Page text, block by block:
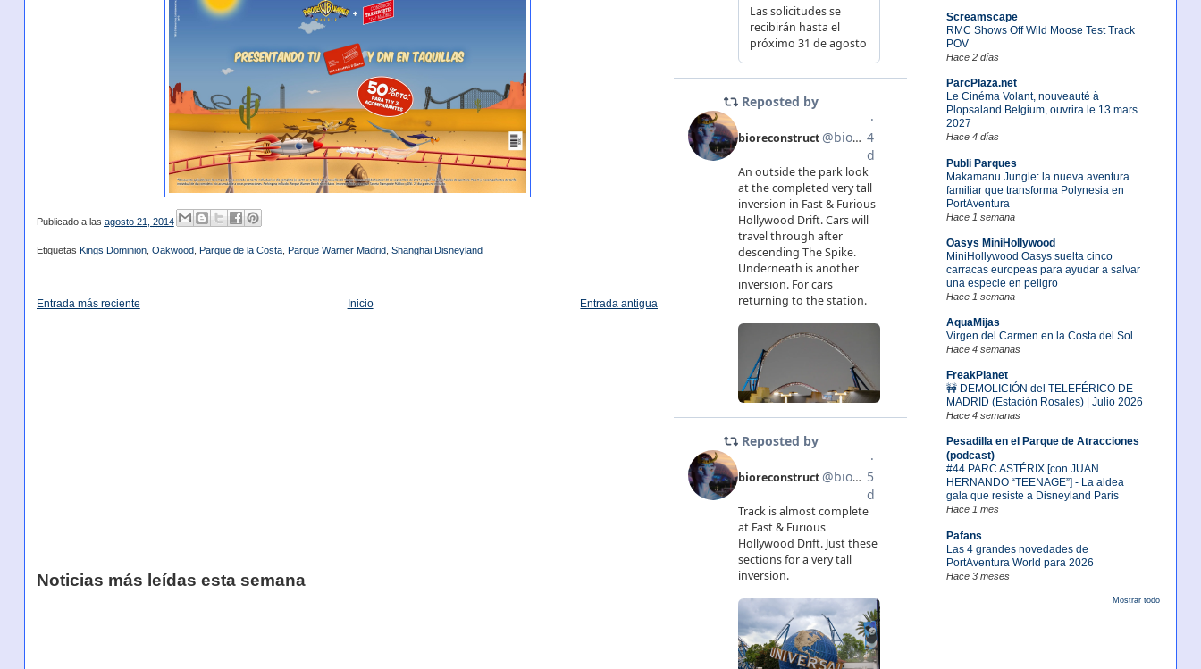
Screamscape
RMC Shows Off Wild Moose Test Track
POV
Hace 2 días
ParcPlaza.net
Le Cinéma Volant, nouveauté à
Plopsaland Belgium, ouvrira le 13 mars
2027
Hace 4 días
Publi Parques
Makamanu Jungle: la nueva aventura
familiar que transforma Polynesia en
PortAventura
Hace 1 semana
Oasys MiniHollywood
MiniHollywood Oasys suelta cinco
carracas europeas para ayudar a salvar
una especie en peligro
Hace 1 semana
AquaMijas
Virgen del Carmen en la Costa del Sol
Hace 4 semanas
FreakPlanet
🚧 DEMOLICIÓN del TELEFÉRICO DE
MADRID (Estación Rosales) | Julio 2026
Hace 4 semanas
Pesadilla en el Parque de Atracciones
(podcast)
#44 PARC ASTÉRIX [con JUAN
HERNANDO “TEENAGE”] - La aldea
gala que resiste a Disneyland Paris
Hace 1 mes
Pafans
Las 4 grandes novedades de
PortAventura World para 2026
Hace 3 meses
Mostrar todo
Publicado a las agosto 21, 2014
Etiquetas Kings Dominion, Oakwood Parque de la Costa, Parque Warner Madrid Shanghai Disneyland
Entrada más reciente Entrada antigua
Inicio
Noticias más leídas esta semana